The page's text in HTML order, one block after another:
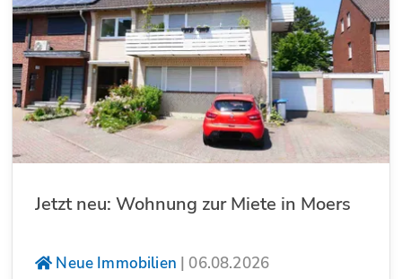
Jetzt neu: Wohnung zur Miete in Moers
Neue Immobilien | 06.08.2026